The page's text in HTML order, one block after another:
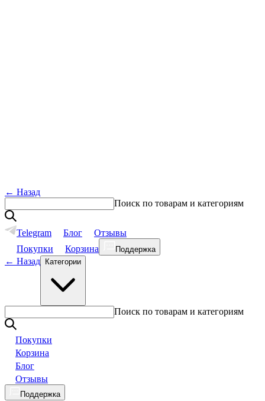
← Назад
Поиск по товарам и категориям
Telegram Блог
Отзывы
Покупки
Корзина Поддержка
← Назад Категории
Поиск по товарам и категориям
Покупки
Корзина
Блог
Отзывы
Поддержка